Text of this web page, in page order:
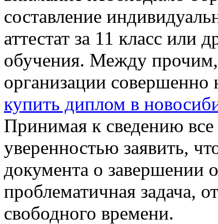
составление
аттестат за 11 класс или
обучения. Между
организации совершенно
купить диплом в
Принимая к сведению
уверенностью заявить,
документа о завершении
проблематичная задача,
свободного времени.